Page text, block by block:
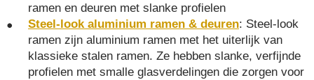
ramen en deuren met slanke profielen
Steel-look aluminium ramen & deuren: Steel-look
ramen zijn aluminium ramen met het uiterlijk van
klassieke stalen ramen. Ze hebben slanke, verfijnde
profielen met smalle glasverdelingen die zorgen voor